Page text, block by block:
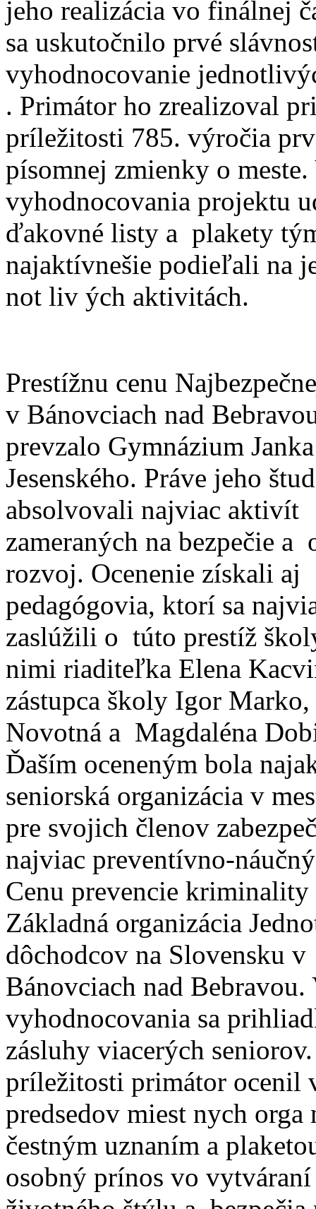
jeho realizácia vo finálnej
sa uskutočnilo prvé
vyhodnocovanie
. Primátor ho zrealizoval
príležitosti 785. výročia
písomnej zmienky o
vyhodnocovania projektu
ďakovné listy a plakety
najaktívnešie podieľali na
not liv ých aktivitách.
Prestížnu cenu
v Bánovciach nad
prevzalo Gymnázium Janka
Jesenského. Práve jeho
absolvovali najviac aktivít
zameraných na bezpečie a
rozvoj. Ocenenie získali aj
pedagógovia, ktorí sa
zaslúžili o túto prestíž
nimi riaditeľka Elena
zástupca školy Igor
Novotná a Magdaléna
Ďaším oceneným bola
seniorská organizácia v
pre svojich členov
najviac preventívno-
Cenu prevencie kriminality
Základná organizácia
dôchodcov na Slovensku v
Bánovciach nad Bebravou.
vyhodnocovania sa
zásluhy viacerých
príležitosti primátor ocenil
predsedov miest nych orga
čestným uznaním a
osobný prínos vo